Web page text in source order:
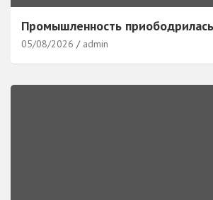
Промышленность
05/08/2026 admin